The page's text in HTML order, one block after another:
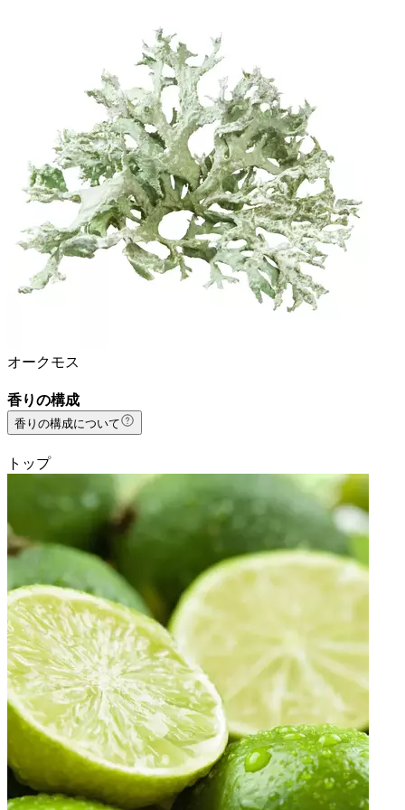
オークモス
香りの構成
香りの構成について
トップ